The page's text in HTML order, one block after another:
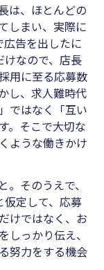
は、ほとんどの
しまい、実際に
告を出したに
なので、店長
用に至る応募数
し、求人難時代
ではなく「互い
。そこで大切な
ような働きかけ
そのうえで、
定して、応募
けではなく、お
しっかり伝え、
努力をする機会